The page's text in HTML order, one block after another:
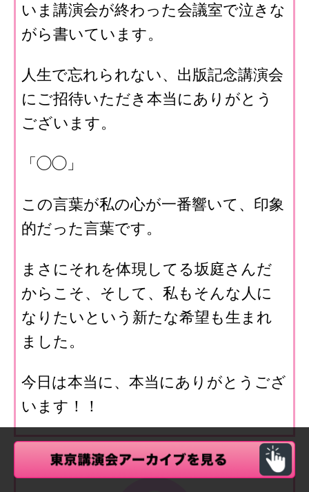
いま講演会が終わった会議室で泣きな
がら書いています。
人生で忘れられない、出版記念講演会
にご招待いただき本当にありがとう
ございます。
「◯◯」
この言葉が私の心が一番響いて、印象
的だった言葉です。
まさにそれを体現してる坂庭さんだ
からこそ、そして、私もそんな人に
なりたいという新たな希望も生まれ
ました。
今日は本当に、本当にありがとうござ
います！！